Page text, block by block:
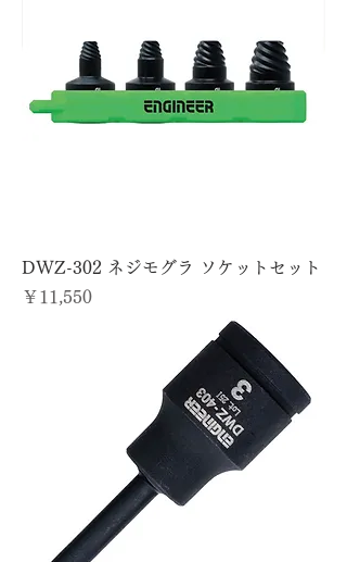
DWZ-302 ネジモグラ ソケットセット
価格
￥11,550